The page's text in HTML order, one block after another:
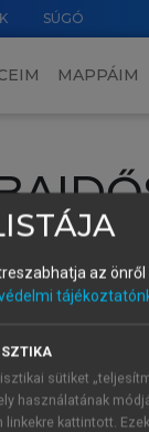
SÚGÓ
MAPPÁIM
lépj be a
1
regisztráció után a
az
sütiket
használatának
linkekre kattintott.